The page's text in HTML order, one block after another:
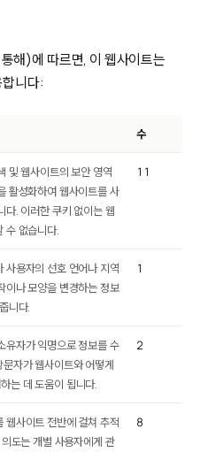
해)에 따르면, 이 웹사이트는
니다:
수
및 웹사이트의 보안 영역
활성화하여 웹사이트를 사
다. 이러한 쿠키 없이는 웹
수 없습니다.
11
사용자의 선호 언어나 지역
이나 모양을 변경하는 정보
니다.
1
유자가 익명으로 정보를 수
자가 웹사이트와 어떻게
는 데 도움이 됩니다.
2
웹사이트 전반에 걸쳐 추적
도는 개별 사용자에게 관
8